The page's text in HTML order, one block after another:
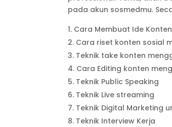
pada akun sosmedmu.
Cara Membuat Ide Konten
Cara riset konten sosial
Teknik take konten
Cara Editing konten
Teknik Public Speaking
Teknik Live streaming
Teknik Digital Marketing
Teknik Interview Kerja